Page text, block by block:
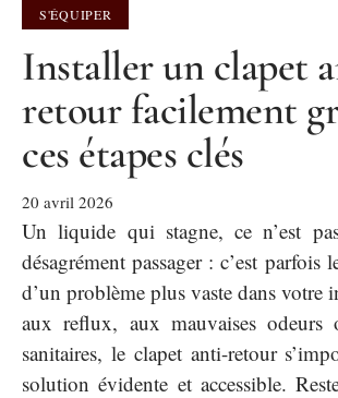
S'ÉQUIPER
Installer un clapet
retour facilement
ces étapes clés
20 avril 2026
Un liquide qui stagne, ce n’est
désagrément passager : c’est parfois
d’un problème plus vaste dans votre
aux reflux, aux mauvaises odeurs
sanitaires, le clapet anti-retour
solution évidente et accessible.